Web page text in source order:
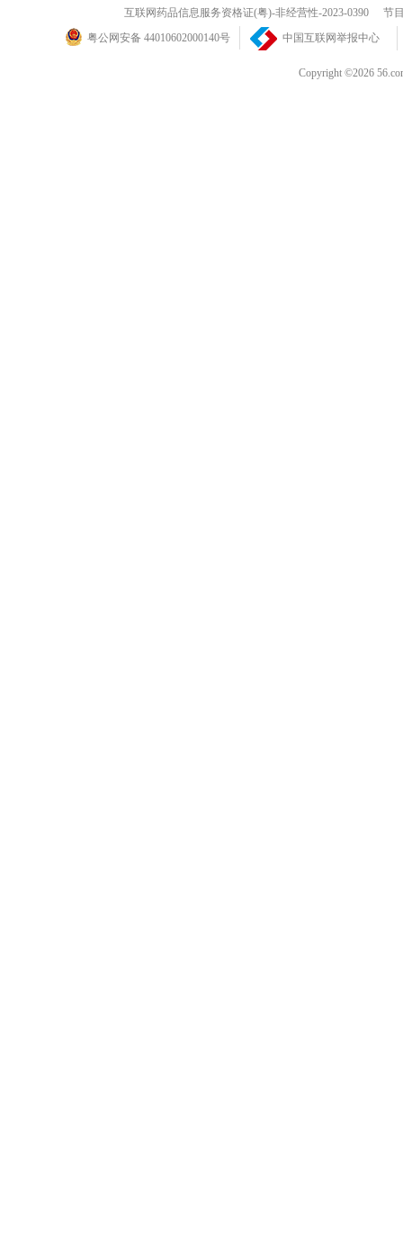
互联网药品信息服务资格证(粤)-非经营性-2023-0390
节
粤公网安备 44010602000140号
中国互联网举报中心
Copyright ©2026